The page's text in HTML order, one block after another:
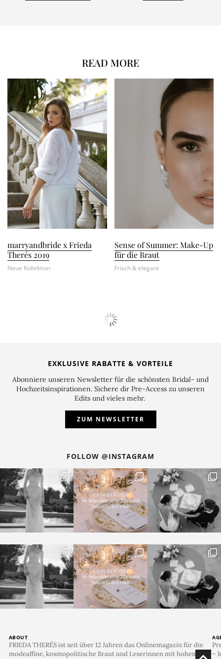
READ MORE
marryandbride x Frieda
Therés 2019
Neue Kollektion
Sense of Summer: Make-Up
für die Braut
Frisch & elegant
EXKLUSIVE RABATTE & VORTEILE
Abonniere unseren Newsletter für die schönsten Bridal- und
Hochzeitsinspirationen. Sichere dir Pre-Access zu unseren
Edits und vieles mehr.
ZUM NEWSLETTER
FOLLOW @INSTAGRAM
ABOUT
FRIEDA THERÉS ist seit über 12 Jahren das Onlinemagazin für die
modeaffine, kosmopolitische Braut und Leserinnen mit hohem
–